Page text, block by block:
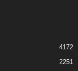
4172
2251